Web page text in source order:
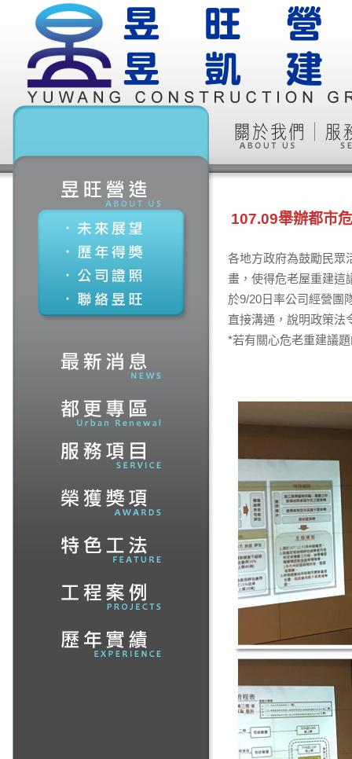
107.09舉辦都市
各地方政府為鼓勵民眾
畫，使得危老屋重建這
於9/20日率公司經營團
直接溝通，說明政策法
*若有關心危老重建議